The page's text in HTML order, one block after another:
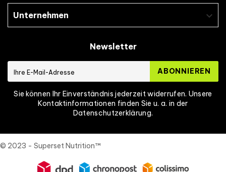
Unternehmen 
Newsletter
ABONNIEREN
Sie können Ihr Einverständnis jederzeit widerrufen. Unsere
Kontaktinformationen finden Sie u. a. in der
Datenschutzerklärung.
© 2023 - Superset Nutrition™